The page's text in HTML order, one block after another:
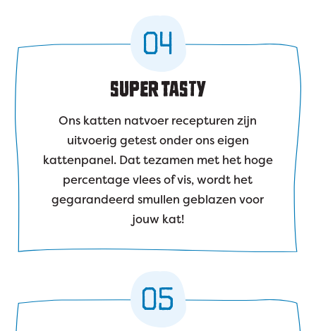
04
SUPER TASTY
Ons katten natvoer recepturen zijn
uitvoerig getest onder ons eigen
kattenpanel. Dat tezamen met het hoge
percentage vlees of vis, wordt het
gegarandeerd smullen geblazen voor
jouw kat!
05